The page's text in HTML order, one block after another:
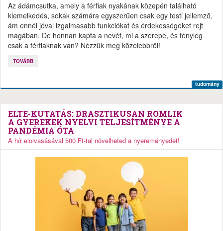
Az ádámcsutka, amely a férfiak nyakának közepén található
kiemelkedés, sokak számára egyszerűen csak egy testi jellemző,
ám ennél jóval izgalmasabb funkciókat és érdekességeket rejt
magában. De honnan kapta a nevét, mi a szerepe, és tényleg
csak a férfiaknak van? Nézzük meg közelebbről!
TOVÁBB
tudomány
ELTE-KUTATÁS: DRASZTIKUSAN ROMLIK
A GYEREKEK NYELVI TELJESÍTMÉNYE A
PANDÉMIA ÓTA
A hír elolvasásával 500 Ft-tal növelheted a nyereményedet!